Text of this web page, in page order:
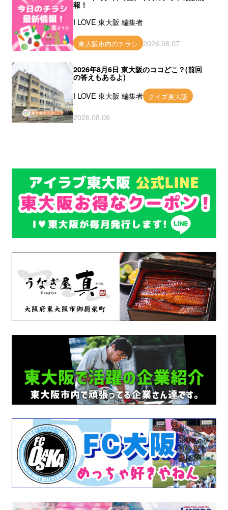
報！
I LOVE 東大阪 編集者
東大阪市内のチラシ 2026.08.07
2026年8月6日 東大阪のココどこ？(前回
の答えもあるよ)
I LOVE 東大阪 編集者 クイズ東大阪
2026.08.06